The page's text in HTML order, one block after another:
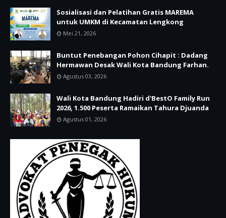
Sosialisasi dan Pelatihan Gratis MAREMA
untuk UMKM di Kecamatan Lengkong
Mei 21, 2026
Buntut Penebangan Pohon Cihapit : Dadang
Hermawan Desak Wali Kota Bandung Farhan.
Agustus 03, 2026
Wali Kota Bandung Hadiri d'BestO Family Run
2026, 1.500 Peserta Ramaikan Tahura Djuanda
Agustus 01, 2026